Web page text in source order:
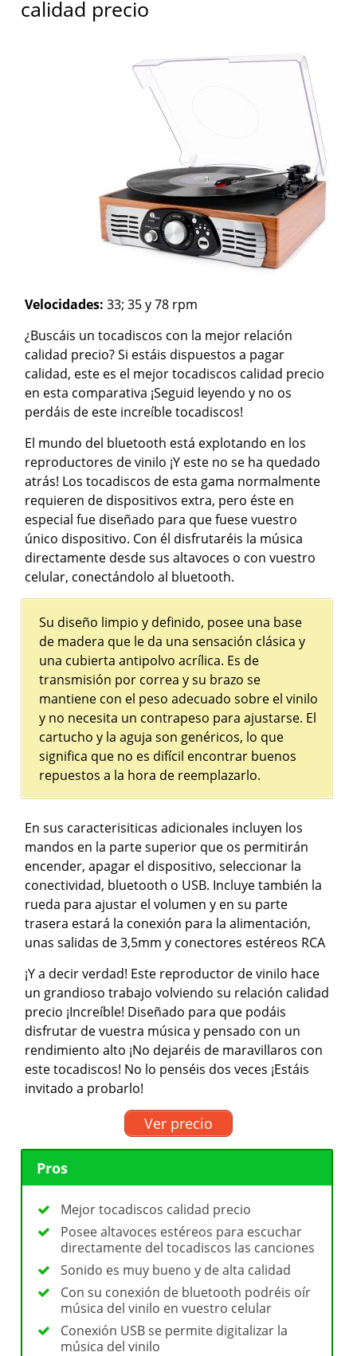
calidad precio
Velocidades:33; 35 y 78 rpm
¿Buscáis un tocadiscos con la mejor relación
calidad precio? Si estáis dispuestos a pagar
calidad, este es el mejor tocadiscos calidad precio
en esta comparativa ¡Seguid leyendo y no os
perdáis de este increíble tocadiscos!
El mundo del bluetooth está explotando en los
reproductores de vinilo ¡Y este no se ha quedado
atrás! Los tocadiscos de esta gama normalmente
requieren de dispositivos extra, pero éste en
especial fue diseñado para que fuese vuestro
único dispositivo. Con él disfrutaréis la música
directamente desde sus altavoces o con vuestro
celular, conectándolo al bluetooth.
Su diseño limpio y definido, posee una base
de madera que le da una sensación clásica y
una cubierta antipolvo acrílica. Es de
transmisión por correa y su brazo se
mantiene con el peso adecuado sobre el vinilo
y no necesita un contrapeso para ajustarse. El
cartucho y la aguja son genéricos, lo que
significa que no es difícil encontrar buenos
repuestos a la hora de reemplazarlo.
En sus caracterisiticas adicionales incluyen los
mandos en la parte superior que os permitirán
encender, apagar el dispositivo, seleccionar la
conectividad, bluetooth o USB. Incluye también la
rueda para ajustar el volumen y en su parte
trasera estará la conexión para la alimentación,
unas salidas de 3,5mm y conectores estéreos RCA
¡Y a decir verdad! Este reproductor de vinilo hace
un grandioso trabajo volviendo su relación calidad
precio ¡Increíble! Diseñado para que podáis
disfrutar de vuestra música y pensado con un
rendimiento alto ¡No dejaréis de maravillaros con
este tocadiscos! No lo penséis dos veces ¡Estáis
invitado a probarlo!
Ver precio
Pros
Mejor tocadiscos calidad precio
Posee altavoces estéreos para escuchar
directamente del tocadiscos las canciones
Sonido es muy bueno y de alta calidad
Con su conexión de bluetooth podréis oír
música del vinilo en vuestro celular
Conexión USB se permite digitalizar la
música del vinilo